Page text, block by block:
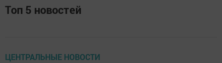
Топ 5 новостей
ЦЕНТРАЛЬНЫЕ НОВОСТИ